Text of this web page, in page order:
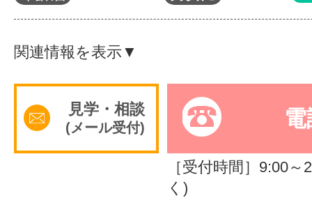
特集をみる
グッドスク
関連情報を表示▼
見学・相談
(メール受付)
［受付時間］9:00
く)